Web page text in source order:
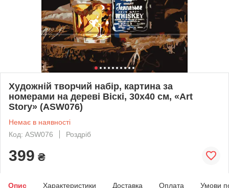
Художній творчий набір, картина за
номерами на дереві Віскі, 30x40 см, «Art
Story» (ASW076)
Немає в наявності
Код: ASW076
Роздріб
399 ₴
Опис Характеристики Доставка Оплата Умови